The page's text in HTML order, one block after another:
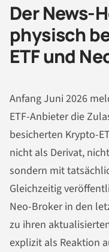
Der News-
physisch
ETF und
Anfang Juni 2026
ETF-Anbieter die
besicherten Krypto-
nicht als Derivat,
sondern mit
Gleichzeitig
Neo-Broker in den
zu ihren
explizit als Reaktion